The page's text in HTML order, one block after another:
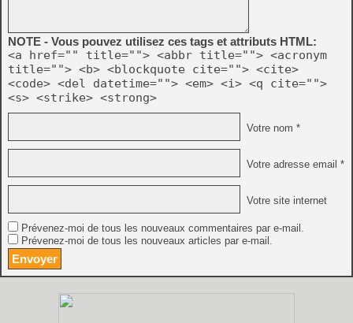
NOTE - Vous pouvez utilisez ces tags et attributs HTML:
<a href="" title=""> <abbr title=""> <acronym
title=""> <b> <blockquote cite=""> <cite>
<code> <del datetime=""> <em> <i> <q cite="">
<s> <strike> <strong>
Votre nom *
Votre adresse email *
Votre site internet
Prévenez-moi de tous les nouveaux commentaires par e-mail.
Prévenez-moi de tous les nouveaux articles par e-mail.